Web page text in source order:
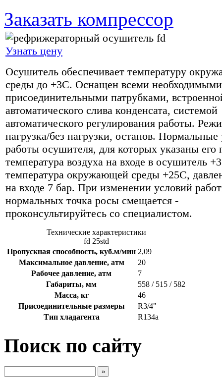
Заказать компрессор
Узнать цену
Осушитель обеспечивает температуру
среды до +3С. Оснащен всеми необходимыми
присоединительными патрубками,
автоматического слива конденсата, системой
автоматического регулирования работы.
нагрузка/без нагрузки, останов. Нормальные
работы осушителя, для которых указаны его
температура воздуха на входе в осушитель
температура окружающей среды +25С,
на входе 7 бар. При изменении условий
нормальных точка росы смещается -
проконсультируйтесь со специалистом.
Технические характеристики
fd 25std
Пропускная способность, куб.м/мин 2,09
Максимальное давление, атм
20
Рабочее давление, атм
7
Габариты, мм
558 / 515 / 582
Масса, кг
46
Присоединительные размеры
R3/4"
Тип хладагента
R134a
Поиск по сайту